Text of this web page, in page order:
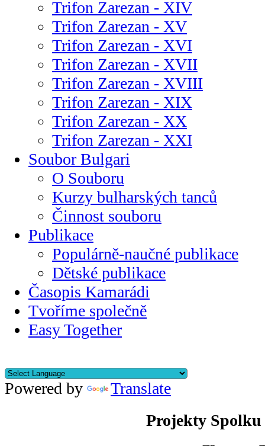
Trifon Zarezan - XIV
Trifon Zarezan - XV
Trifon Zarezan - XVI
Trifon Zarezan - XVII
Trifon Zarezan - XVIII
Trifon Zarezan - XIX
Trifon Zarezan - XX
Trifon Zarezan - XXI
Soubor Bulgari
O Souboru
Kurzy bulharských tanců
Činnost souboru
Publikace
Populárně-naučné publikace
Dětské publikace
Časopis Kamarádi
Tvoříme společně
Easy Together
Powered by
Translate
Projekty Spolku